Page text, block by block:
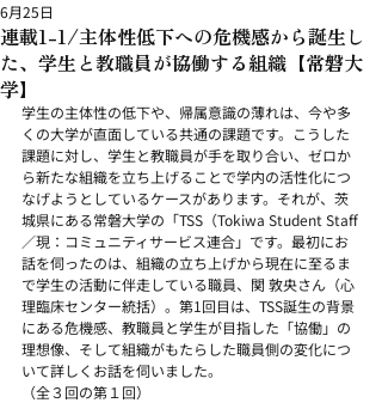
連載1-1/主体性低下への危機感から誕生し
た、学生と教職員が協働する組織【常磐大
学】
6月25日
学生の主体性の低下や、帰属意識の薄れは、今や多
くの大学が直面している共通の課題です。こうした
課題に対し、学生と教職員が手を取り合い、ゼロか
ら新たな組織を立ち上げることで学内の活性化につ
なげようとしているケースがあります。それが、茨
城県にある常磐大学の「TSS（Tokiwa Student Staff
／現：コミュニティサービス連合」です。最初にお
話を伺ったのは、組織の立ち上げから現在に至るま
で学生の活動に伴走している職員、関 敦央さん（心
理臨床センター統括）。第1回目は、TSS誕生の背景
にある危機感、教職員と学生が目指した「協働」の
理想像、そして組織がもたらした職員側の変化につ
いて詳しくお話を伺いました。
（全３回の第１回）